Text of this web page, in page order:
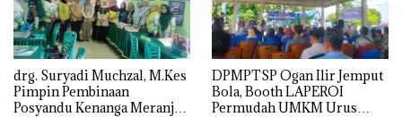
drg. Suryadi Muchzal, M.Kes
Pimpin Pembinaan
Posyandu Kenanga Meranjat
DPMPTSP Ogan Ilir Jemput
Bola, Booth LAPEROI
Permudah UMKM Urus